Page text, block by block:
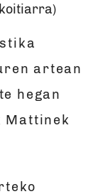
artean
hegan
Mattinek